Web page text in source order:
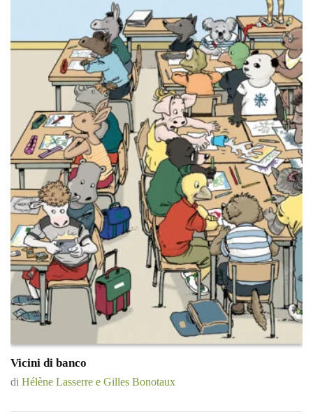
Vicini di banco
di Hélène Lasserre e Gilles Bonotaux